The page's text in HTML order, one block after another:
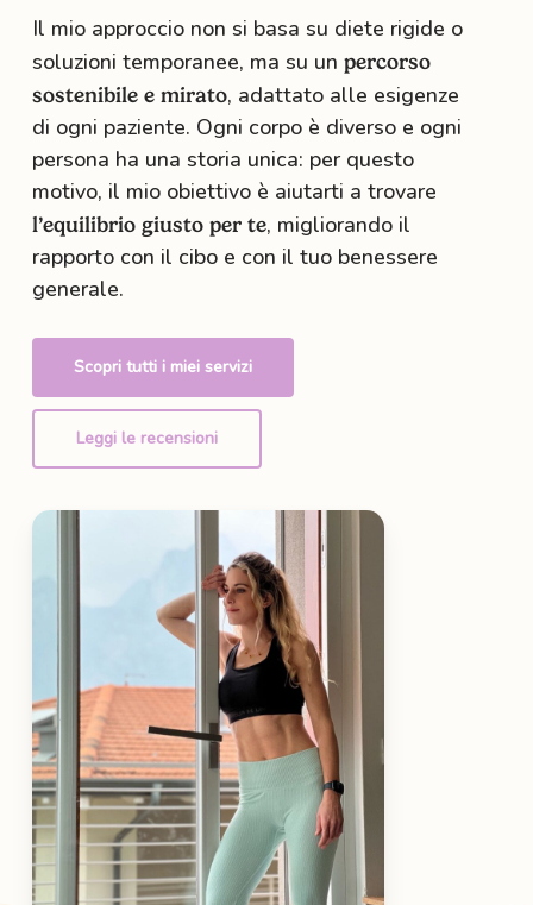
Il mio approccio non si basa su diete rigide o
soluzioni temporanee, ma su un percorso
sostenibile e mirato, adattato alle esigenze
di ogni paziente. Ogni corpo è diverso e ogni
persona ha una storia unica: per questo
motivo, il mio obiettivo è aiutarti a trovare
l’equilibrio giusto per te, migliorando il
rapporto con il cibo e con il tuo benessere
generale.
Scopri tutti i miei servizi
Leggi le recensioni